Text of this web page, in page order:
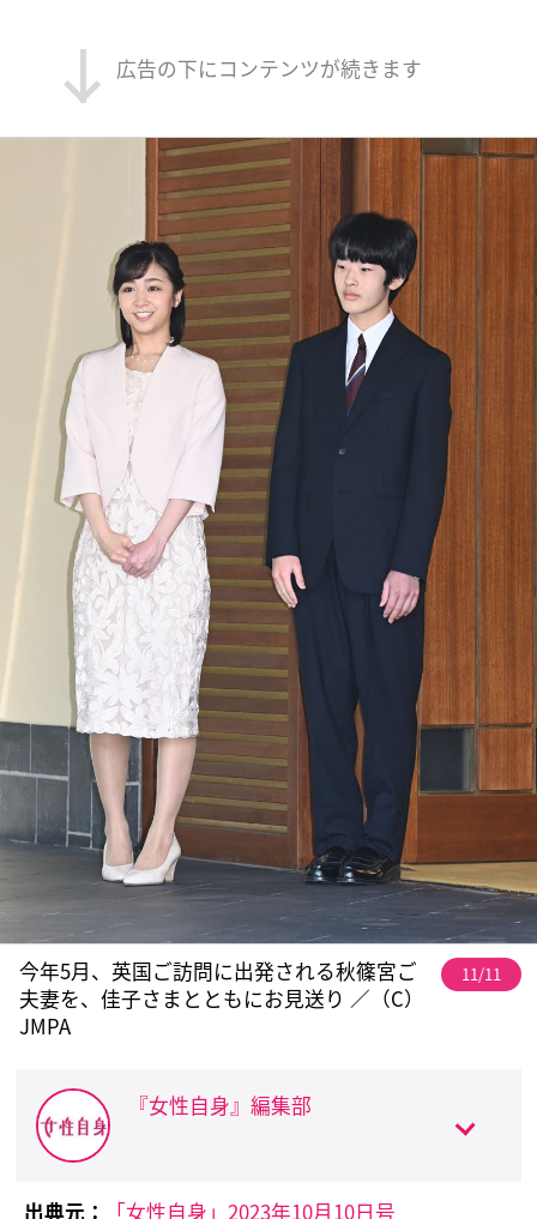
広告の下にコンテンツが続きます
今年5月、英国ご訪問に出発される秋篠宮ご
夫妻を、佳子さまとともにお見送り ／（C）
JMPA
11/11
『女性自身』編集部
出典元： 「女性自身」2023年10月10日号